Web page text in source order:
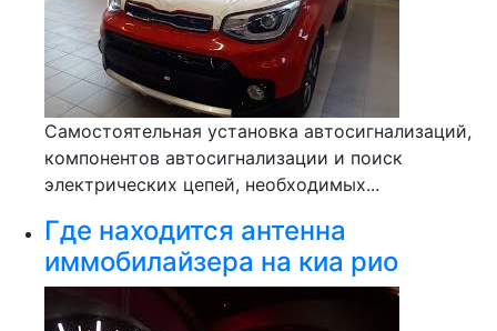
Самостоятельная установка автосигнализаций,
компонентов автосигнализации и поиск
электрических цепей, необходимых...
Где находится антенна
иммобилайзера на киа рио